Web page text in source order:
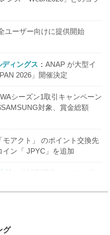
ユーザー向けに提供開始
ィングス
ANAP が大型イ
2026」開催決定
シーズン1取引キャンペーン
対象、賞金総額
「モアクト」 のポイント交換先
イン「 JPYC」を追加
社
信託型円建てステーブル
グ